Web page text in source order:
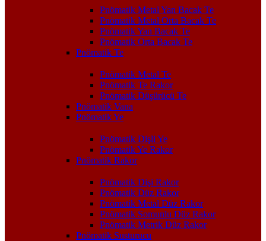
Pnömatik Metal Yan Bacak Te
Pnömatik Metal Orta Bacak Te
Pnömatik Yan Bacak Te
Pnömatik Orta Bacak Te
Pnömatik Te
Pnömatik Metal Te
Pnömatik Te Rakor
Pnömatik Düşürücü Te
Pnömatik Vana
Pnömatik Ye
Pnömatik Dişli Ye
Pnömatik Ye Rakor
Pnömatik Rakor
Pnömatik Dişi Rakor
Pnömatik Düz Rakor
Pnömatik Metal Düz Rakor
Pnömatik Somunlu Düz Rakor
Pnömatik Metrik Düz Rakor
Pnömatik Susturucu